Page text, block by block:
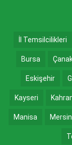
İl Temsilcilikleri
Bursa
Eskişehir
Kayseri
Manisa Mersin